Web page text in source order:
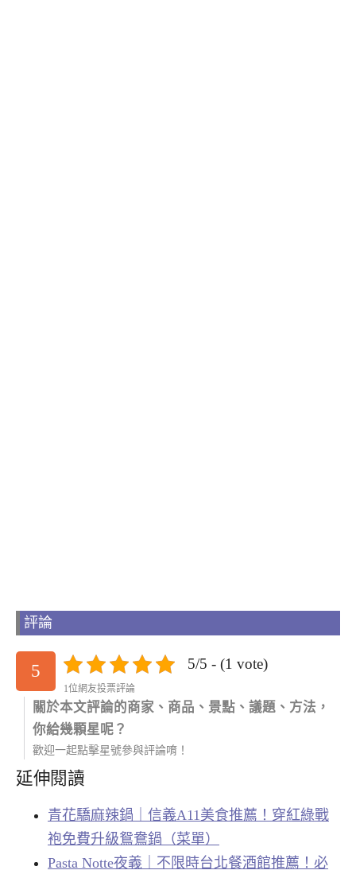
評論
5 5/5 - (1 vote)
1位網友投票評論
關於本文評論的商家、商品、景點、議題、方法，
你給幾顆星呢？
歡迎一起點擊星號參與評論唷！
延伸閱讀
青花驕麻辣鍋｜信義A11美食推薦！穿紅綠戰
袍免費升級鴛鴦鍋（菜單）
Pasta Notte夜義｜不限時台北餐酒館推薦！必